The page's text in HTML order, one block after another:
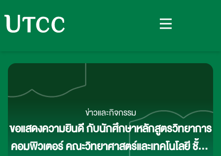
ข่าวและกิจกรรม
ขอแสดงความยินดี กับนักศึกษาหลักสูตรวิทยาการ
คอมพิวเตอร์ คณะวิทยาศาสตร์และเทคโนโลยี ชั้นปี